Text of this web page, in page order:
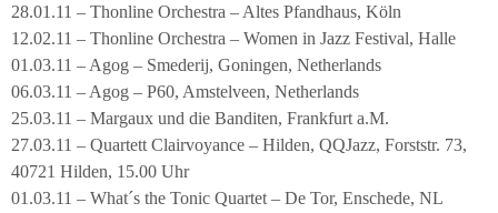
28.01.11 – Thonline Orchestra – Altes Pfandhaus, Köln
12.02.11 – Thonline Orchestra – Women in Jazz Festival, Halle
01.03.11 – Agog – Smederij, Goningen, Netherlands
06.03.11 – Agog – P60, Amstelveen, Netherlands
25.03.11 – Margaux und die Banditen, Frankfurt a.M.
27.03.11 – Quartett Clairvoyance – Hilden, QQJazz, Forststr. 73,
40721 Hilden, 15.00 Uhr
01.03.11 – What´s the Tonic Quartet – De Tor, Enschede, NL